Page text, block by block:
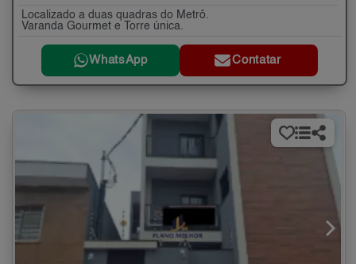
Localizado a duas quadras do Metrô.
Varanda Gourmet e Torre única.
WhatsApp Contatar